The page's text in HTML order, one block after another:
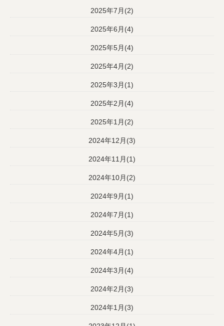
2025年7月(2)
2025年6月(4)
2025年5月(4)
2025年4月(2)
2025年3月(1)
2025年2月(4)
2025年1月(2)
2024年12月(3)
2024年11月(1)
2024年10月(2)
2024年9月(1)
2024年7月(1)
2024年5月(3)
2024年4月(1)
2024年3月(4)
2024年2月(3)
2024年1月(3)